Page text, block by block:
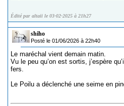
Édité par altaii le 03-02-2025 à 21h27
shiho
Posté le 01/06/2026 à 22h40
Le maréchal vient demain matin.
Vu le peu qu’on est sortis, j’espère
fers.
Le Poilu a déclenché une seime en